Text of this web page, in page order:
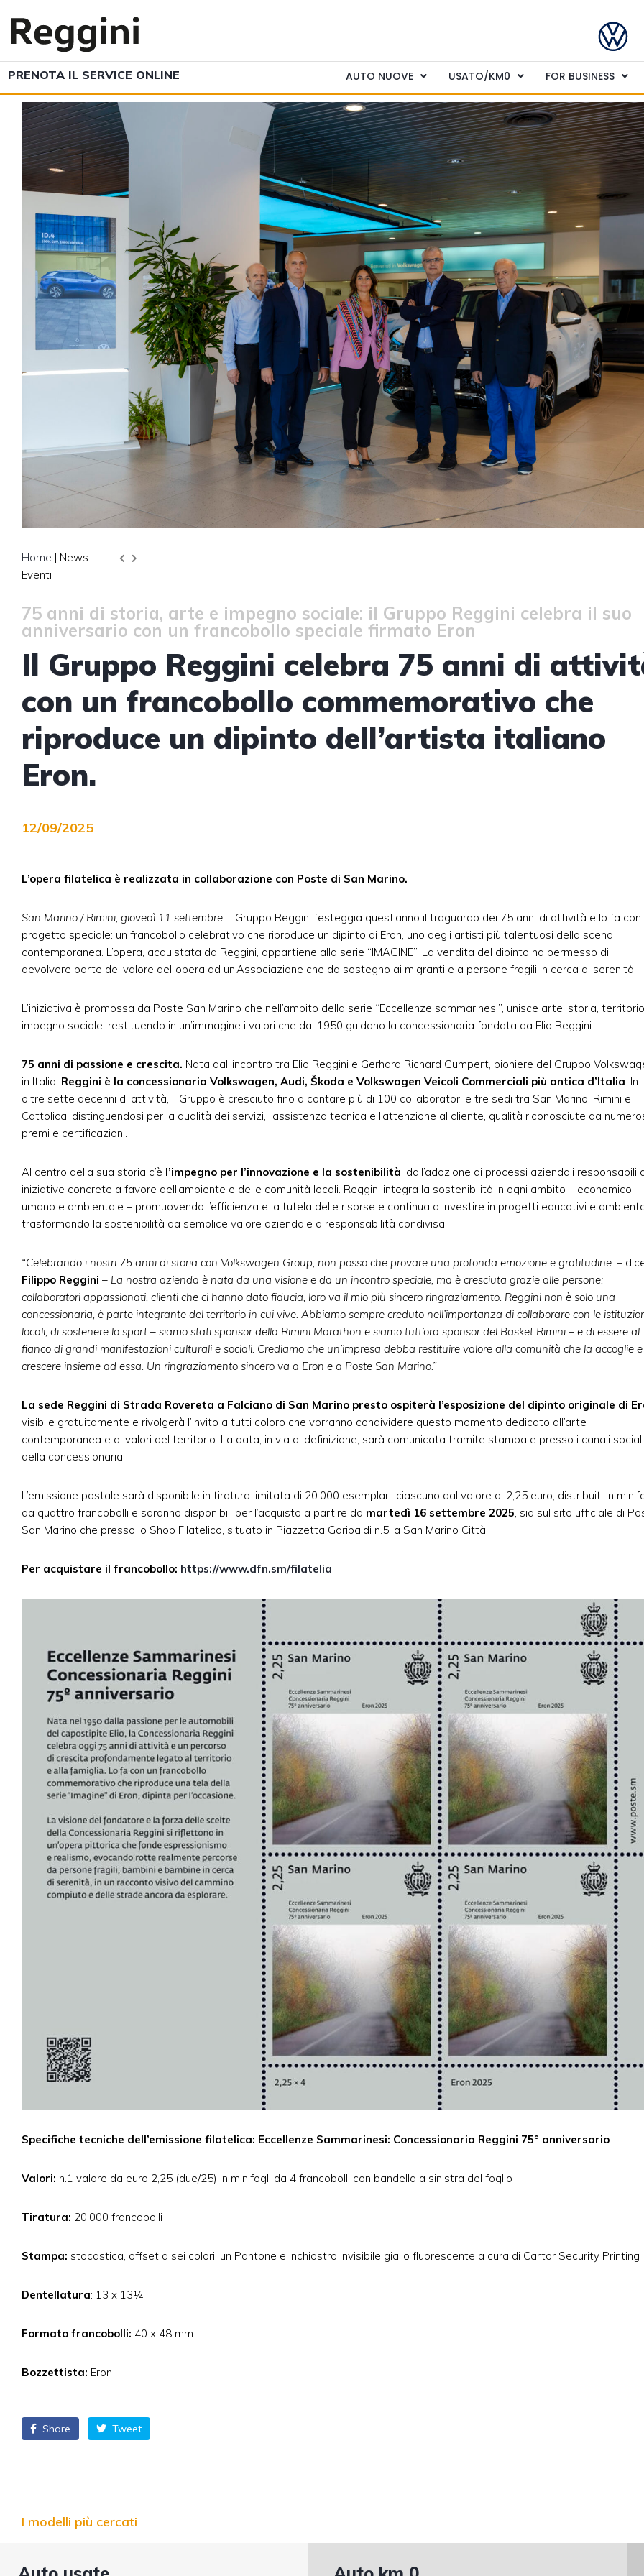
PRENOTA IL SERVICE ONLINE AUTO NUOVE USATO/KM0 FOR BUSINESS
Home | News
Eventi
75 anni di storia, arte e impegno sociale: il Gruppo Reggini celebra il suo
anniversario con un francobollo speciale firmato Eron
Il Gruppo Reggini celebra 75 anni di
con un francobollo commemorativo che
riproduce un dipinto dell’artista italiano
Eron.
12/09/2025
L’opera filatelica è realizzata in collaborazione con Poste di San Marino.
San Marino / Rimini, giovedì 11 settembre. Il Gruppo Reggini festeggia quest’anno il traguardo dei 75 anni di attività e lo fa con
progetto speciale: un francobollo celebrativo che riproduce un dipinto di Eron, uno degli artisti più talentuosi della scena
contemporanea. L’opera, acquistata da Reggini, appartiene alla serie “IMAGINE”. La vendita del dipinto ha permesso di
devolvere parte del valore dell’opera ad un’Associazione che da sostegno ai migranti e a persone fragili in cerca di serenità.
L’iniziativa è promossa da Poste San Marino che nell’ambito della serie “Eccellenze sammarinesi”, unisce arte, storia,
impegno sociale, restituendo in un’immagine i valori che dal 1950 guidano la concessionaria fondata da Elio Reggini.
75 anni di passione e crescita. Nata dall’incontro tra Elio Reggini e Gerhard Richard Gumpert, pioniere del Gruppo
in Italia, Reggini è la concessionaria Volkswagen, Audi, Škoda e Volkswagen Veicoli Commerciali più antica d’Italia. In
oltre sette decenni di attività, il Gruppo è cresciuto fino a contare più di 100 collaboratori e tre sedi tra San Marino, Rimini e
Cattolica, distinguendosi per la qualità dei servizi, l’assistenza tecnica e l’attenzione al cliente, qualità riconosciute da
premi e certificazioni.
Al centro della sua storia c’è l’impegno per l’innovazione e la sostenibilità: dall’adozione di processi aziendali responsabili
iniziative concrete a favore dell’ambiente e delle comunità locali. Reggini integra la sostenibilità in ogni ambito – economico,
umano e ambientale – promuovendo l’efficienza e la tutela delle risorse e continua a investire in progetti educativi e
trasformando la sostenibilità da semplice valore aziendale a responsabilità condivisa.
“Celebrando i nostri 75 anni di storia con Volkswagen Group, non posso che provare una profonda emozione e gratitudine. –
Filippo Reggini – La nostra azienda è nata da una visione e da un incontro speciale, ma è cresciuta grazie alle persone:
collaboratori appassionati, clienti che ci hanno dato fiducia, loro va il mio più sincero ringraziamento. Reggini non è solo una
concessionaria, è parte integrante del territorio in cui vive. Abbiamo sempre creduto nell’importanza di collaborare con le
locali, di sostenere lo sport – siamo stati sponsor della Rimini Marathon e siamo tutt’ora sponsor del Basket Rimini – e di essere al
fianco di grandi manifestazioni culturali e sociali. Crediamo che un’impresa debba restituire valore alla comunità che la accoglie e
crescere insieme ad essa. Un ringraziamento sincero va a Eron e a Poste San Marino.”
La sede Reggini di Strada Rovereta a Falciano di San Marino presto ospiterà l’esposizione del dipinto originale di
visibile gratuitamente e rivolgerà l’invito a tutti coloro che vorranno condividere questo momento dedicato all’arte
contemporanea e ai valori del territorio. La data, in via di definizione, sarà comunicata tramite stampa e presso i canali social
della concessionaria.
L’emissione postale sarà disponibile in tiratura limitata di 20.000 esemplari, ciascuno dal valore di 2,25 euro, distribuiti in
da quattro francobolli e saranno disponibili per l’acquisto a partire da martedì 16 settembre 2025, sia sul sito ufficiale di
San Marino che presso lo Shop Filatelico, situato in Piazzetta Garibaldi n.5, a San Marino Città.
Per acquistare il francobollo: https://www.dfn.sm/filatelia
Specifiche tecniche dell’emissione filatelica: Eccellenze Sammarinesi: Concessionaria Reggini 75° anniversario
Valori: n.1 valore da euro 2,25 (due/25) in minifogli da 4 francobolli con bandella a sinistra del foglio
Tiratura: 20.000 francobolli
Stampa: stocastica, offset a sei colori, un Pantone e inchiostro invisibile giallo fluorescente a cura di Cartor Security Printing
Dentellatura: 13 x 13¼
Formato francobolli: 40 x 48 mm
Bozzettista: Eron
Share Tweet
I modelli più cercati